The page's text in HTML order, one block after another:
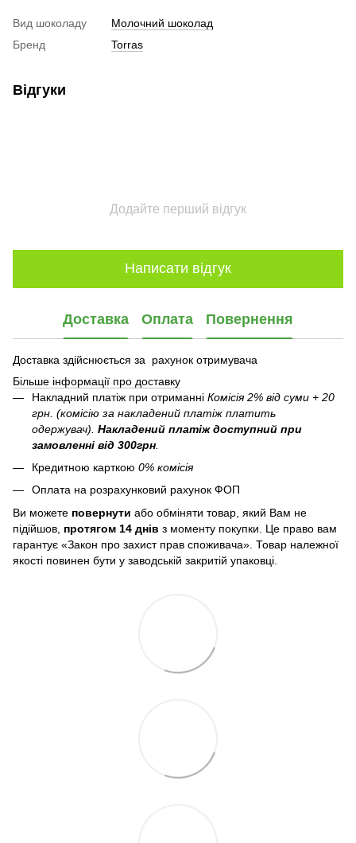
Вид шоколаду
Молочний шоколад
Бренд
Torras
Відгуки
Додайте перший відгук
Написати відгук
Доставка Оплата Повернення
Доставка здійснюється за рахунок отримувача
Більше інформації про доставку
Накладний платіж при отриманні Комісія 2% від суми + 20
грн. (комісію за накладений платіж платить
одержувач). Накладений платіж доступний при
замовленні від 300грн
Кредитною карткою 0% комісія
Оплата на розрахунковий рахунок ФОП
Ви можете повернути або обміняти товар, який Вам не
підійшов, протягом 14 днів з моменту покупки. Це право вам
гарантує «Закон про захист прав споживача». Товар належної
якості повинен бути у заводській закритій упаковці.